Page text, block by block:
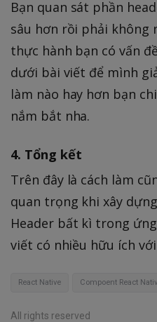
Bạn quan sát phần
sâu hơn rồi phải không
thực hành bạn có vấn
dưới bài viết để mình
làm nào hay hơn bạn
nắm bắt nha.
4. Tổng kết
Trên đây là cách làm
quan trọng khi xây
Header bất kì trong
viết có nhiều hữu ích
React Native Compoent React
All rights reserved